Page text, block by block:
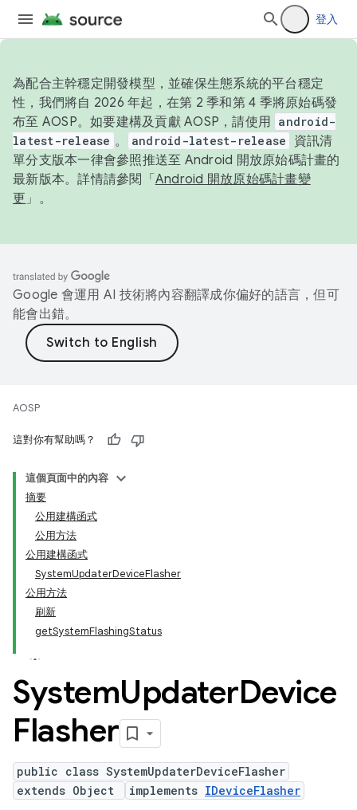
登入
為配合主幹穩定開發模型，並確保生態系統的平台穩定
性，我們將自 2026 年起，在第 2 季和第 4 季將原始碼發
布至 AOSP。如要建構及貢獻 AOSP，請使用 android-
latest-release 。 android-latest-release
資訊清
單分支版本一律會參照推送至 Android 開放原始碼計畫的
最新版本。詳情請參閱「 Android 開放原始碼計畫變
更 」。
Google 會運用 AI 技術將內容翻譯成你偏好的語言，但可
能會出錯。
AOSP
這對你有幫助嗎？
這個頁面中的內容
摘要
公用建構函式
公用方法
公用建構函式
SystemUpdaterDeviceFlasher
公用方法
刷新
getSystemFlashingStatus
SystemUpdaterDevice
Flasher
public class SystemUpdaterDeviceFlasher
extends Object
implements IDeviceFlasher